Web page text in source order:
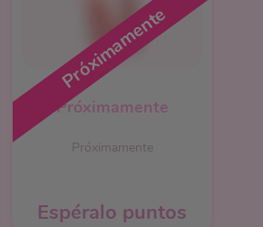
Próximamente
Próximamente
Espéralo puntos
Próximamente